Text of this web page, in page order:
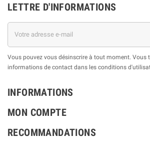
LETTRE D'INFORMATIONS
Vous pouvez vous désinscrire à tout moment. Vous
informations de contact dans les conditions
INFORMATIONS
MON COMPTE
RECOMMANDATIONS